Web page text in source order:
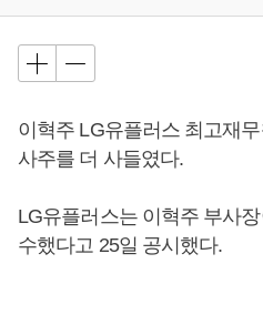
이혁주 LG유플러스 최고재
사주를 더 사들였다.
LG유플러스는 이혁주 부사
수했다고 25일 공시했다.